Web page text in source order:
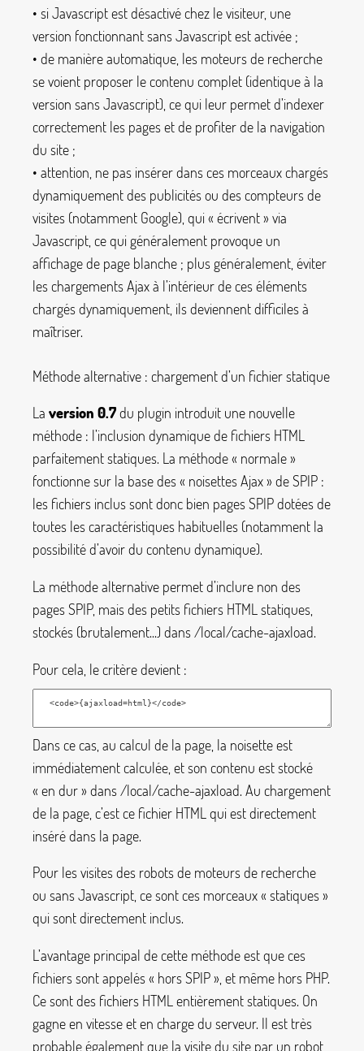
• si Javascript est désactivé chez le visiteur, une
version fonctionnant sans Javascript est activée ;
• de manière automatique, les moteurs de recherche
se voient proposer le contenu complet (identique à la
version sans Javascript), ce qui leur permet d’indexer
correctement les pages et de profiter de la navigation
du site ;
• attention, ne pas insérer dans ces morceaux chargés
dynamiquement des publicités ou des compteurs de
visites (notamment Google), qui « écrivent» via
Javascript, ce qui généralement provoque un
affichage de page blanche ; plus généralement, éviter
les chargements Ajax à l’intérieur de ces éléments
chargés dynamiquement, ils deviennent difficiles à
maîtriser.
Méthode alternative : chargement d’un fichier statique
La version 0.7du plugin introduit une nouvelle
méthode : l’inclusion dynamique de fichiers HTML
parfaitement statiques. La méthode « normale»
fonctionne sur la base des « noisettes Ajax» de SPIP :
les fichiers inclus sont donc bien pages SPIP dotées de
toutes les caractéristiques habituelles (notamment la
possibilité d’avoir du contenu dynamique).
La méthode alternative permet d’inclure non des
pages SPIP, mais des petits fichiers HTML statiques,
stockés (brutalement...) dans/local/cache-ajaxload.
Pour cela, le critère devient :
Dans ce cas, au calcul de la page, la noisette est
immédiatement calculée, et son contenu est stocké
« en dur» dans/local/cache-ajaxload. Au chargement
de la page, c’est ce fichier HTML qui est directement
inséré dans la page.
Pour les visites des robots de moteurs de recherche
ou sans Javascript, ce sont ces morceaux « statiques»
qui sont directement inclus.
L’avantage principal de cette méthode est que ces
fichiers sont appelés « hors SPIP», et même hors PHP.
Ce sont des fichiers HTML entièrement statiques. On
gagne en vitesse et en charge du serveur. Il est très
probable également que la visite du site par un robot